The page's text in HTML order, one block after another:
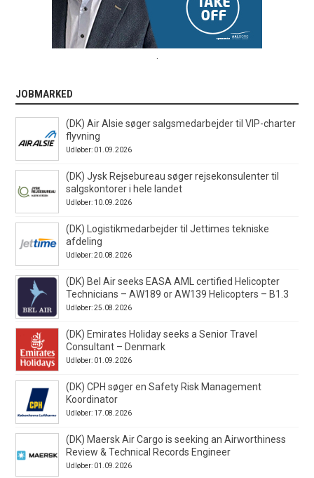
JOBMARKED
(DK) Air Alsie søger salgsmedarbejder til VIP-charter
flyvning
Udløber: 01.09.2026
(DK) Jysk Rejsebureau søger rejsekonsulenter til
salgskontorer i hele landet
Udløber: 10.09.2026
(DK) Logistikmedarbejder til Jettimes tekniske
afdeling
Udløber: 20.08.2026
(DK) Bel Air seeks EASA AML certified Helicopter
Technicians – AW189 or AW139 Helicopters – B1.3
Udløber: 25.08.2026
(DK) Emirates Holiday seeks a Senior Travel
Consultant – Denmark
Udløber: 01.09.2026
(DK) CPH søger en Safety Risk Management
Koordinator
Udløber: 17.08.2026
(DK) Maersk Air Cargo is seeking an Airworthiness
Review & Technical Records Engineer
Udløber: 01.09.2026